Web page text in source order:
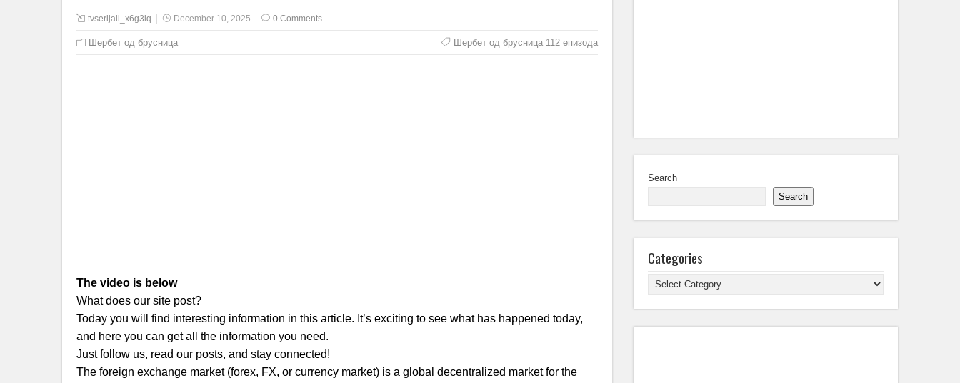
tvserijali_x6g3lq December 10, 2025 0 Comments
Шербет од брусница Шербет од брусница 112 епизода
The video is below
What does our site post?
Today you will find interesting information in this article. It’s exciting to see what has happened today,
and here you can get all the information you need.
Just follow us, read our posts, and stay connected!
The foreign exchange market (forex, FX, or currency market) is a global decentralized market for the
Search
Search
Categories
Categories